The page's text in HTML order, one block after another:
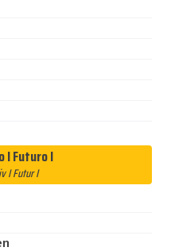
I Futuro I
I Futur I